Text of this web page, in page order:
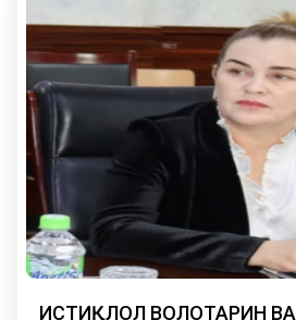
ИСТИҚЛОЛ ВОЛОТАРИН ВА